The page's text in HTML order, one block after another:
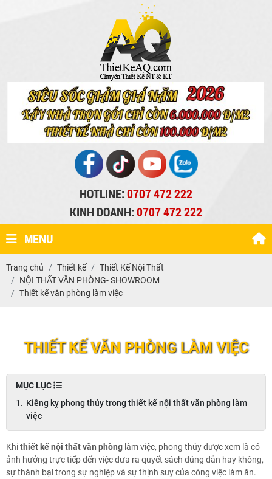
HOTLINE:0707 472 222
KINH DOANH:0707 472 222
MENU
Trang chủ Thiết kế
Thiết Kế Nội Thất
NỘI THẤT VĂN PHÒNG- SHOWROOM
Thiết kế văn phòng làm việc
THIẾT KẾ VĂN PHÒNG LÀM VIỆC
MỤC LỤC
Kiêng kỵ phong thủy trong thiết kế nội thất văn phòng làm
việc
Khithiết kế nội thất văn phòng làm việc, phong thủy được xem là có
ảnh hưởng trực tiếp đến việc đưa ra quyết sách đúng đắn hay không,
sự thành bại trong sự nghiệp và sự thịnh suy của công việc làm ăn.